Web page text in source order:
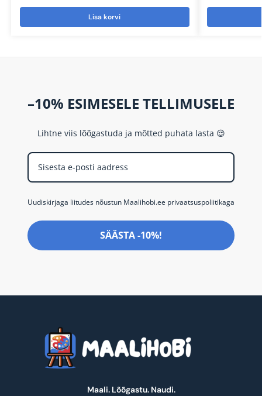
Lisa korvi
–10% ESIMESELE TELLIMUSELE
Lihtne viis lõõgastuda ja mõtted puhata lasta 😌
Uudiskirjaga liitudes nõustun Maalihobi.ee privaatsuspoliitikaga
SÄÄSTA -10%!
Maali. Lõõgastu. Naudi.